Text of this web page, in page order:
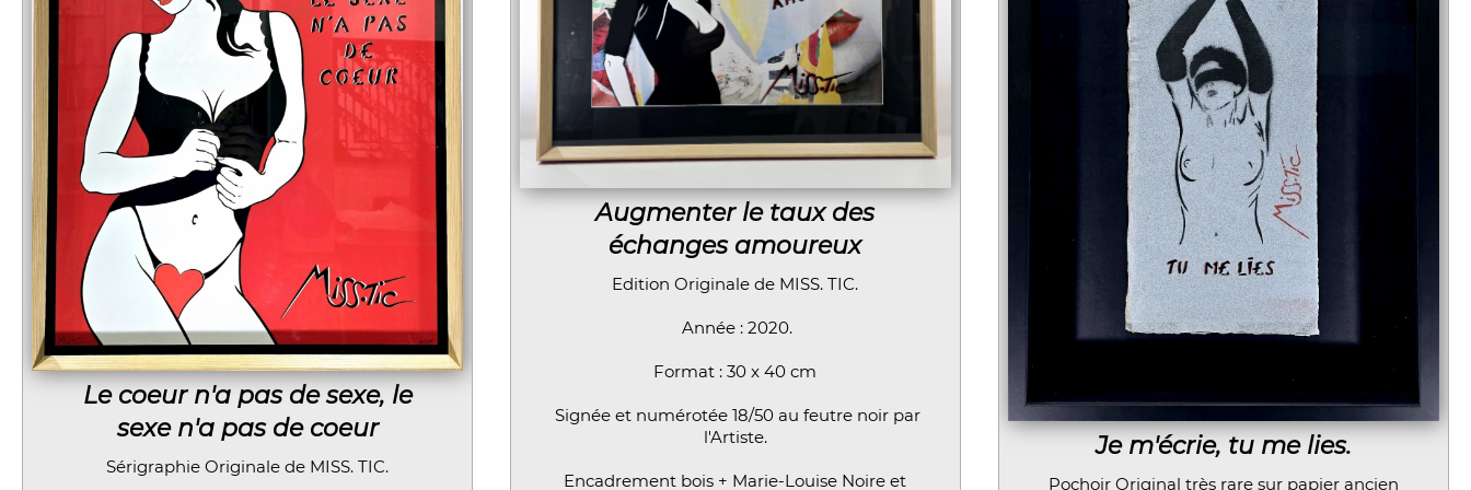
Le coeur n'a pas de sexe, le
sexe n'a pas de coeur
Sérigraphie Originale de MISS. TIC.
Augmenter le taux des
échanges amoureux
Edition Originale de MISS. TIC.
Année : 2020.
Format : 30 x 40 cm
Signée et numérotée 18/50 au feutre noir par
l'Artiste.
Encadrement bois + Marie-Louise Noire et
Je m'écrie, tu me lies.
Pochoir Original très rare sur papier ancien